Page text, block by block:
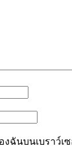
ฉันบนเบราว์เ